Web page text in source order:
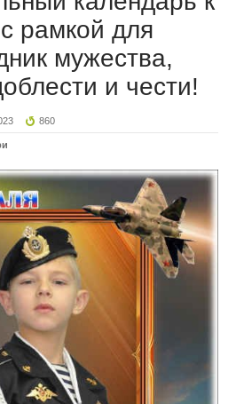
рамкой для
мужества,
и чести!
860